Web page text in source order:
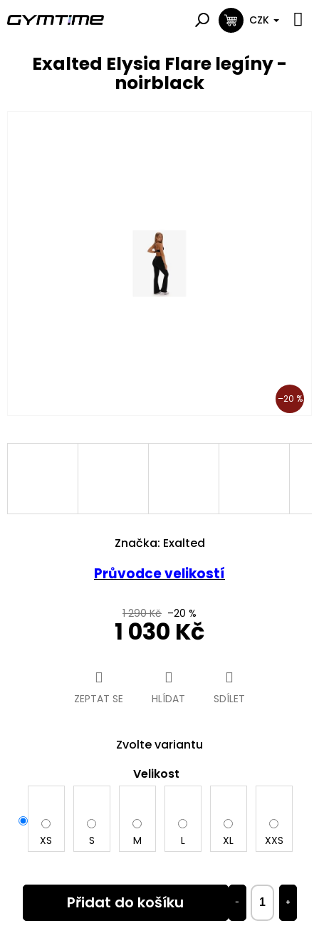
na
NÁKUPNÍ
CZK
Exalted Elysia Flare legíny -
noirblack
–20 %
1 290 Kč –20 %
1 030 Kč
Zvolte variantu
Velikost
XS S M L XL XXS
+
−
Přidat do košíku
Průvodce velikostí
ZEPTAT SE HLÍDAT SDÍLET
Značka: Exalted